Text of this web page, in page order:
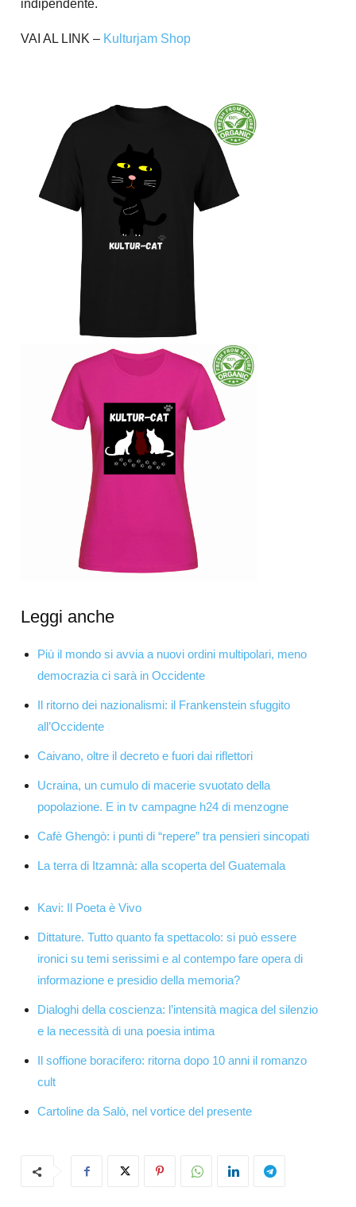
indipendente.
VAI AL LINK – Kulturjam Shop
Leggi anche
Più il mondo si avvia a nuovi ordini multipolari, meno
democrazia ci sarà in Occidente
Il ritorno dei nazionalismi: il Frankenstein sfuggito
all’Occidente
Caivano, oltre il decreto e fuori dai riflettori
Ucraina, un cumulo di macerie svuotato della
popolazione. E in tv campagne h24 di menzogne
Cafè Ghengò: i punti di “repere” tra pensieri sincopati
La terra di Itzamnà: alla scoperta del Guatemala
Kavi: Il Poeta è Vivo
Dittature. Tutto quanto fa spettacolo: si può essere
ironici su temi serissimi e al contempo fare opera di
informazione e presidio della memoria?
Dialoghi della coscienza: l’intensità magica del silenzio
e la necessità di una poesia intima
Il soffione boracifero: ritorna dopo 10 anni il romanzo
cult
Cartoline da Salò, nel vortice del presente